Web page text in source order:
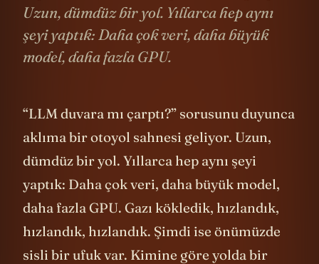
Uzun, dümdüz bir yol. Yıllarca hep aynı
şeyi yaptık: Daha çok veri, daha büyük
model, daha fazla GPU.
“LLM duvara mı çarptı?” sorusunu duyunca
aklıma bir otoyol sahnesi geliyor. Uzun,
dümdüz bir yol. Yıllarca hep aynı şeyi
yaptık: Daha çok veri, daha büyük model,
daha fazla GPU. Gazı kökledik, hızlandık,
hızlandık, hızlandık. Şimdi ise önümüzde
sisli bir ufuk var. Kimine göre yolda bir